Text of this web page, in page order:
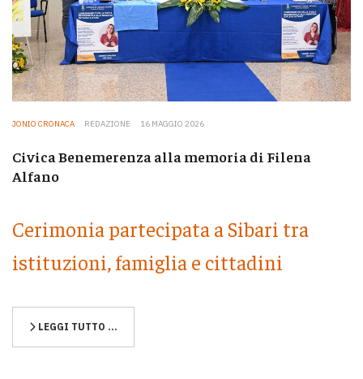
JONIO CRONACA REDAZIONE 16 MAGGIO 2026
Civica Benemerenza alla memoria di Filena
Alfano
Cerimonia partecipata a Sibari tra
istituzioni, famiglia e cittadini
LEGGI TUTTO …